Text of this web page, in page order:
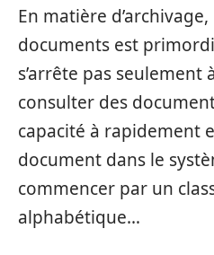
En matière d’archivage,
documents est
s’arrête pas seulement
consulter des
capacité à rapidement
document dans le
commencer par un
alphabétique…